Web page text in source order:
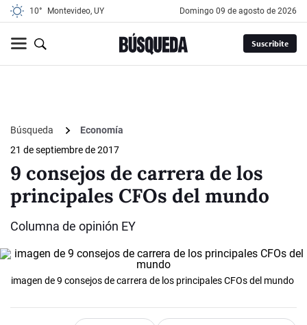
10° Montevideo, UY domingo 09 de agosto de 2026
Suscribite
Búsqueda
Economía
21 de septiembre de 2017
9 consejos de carrera de los
principales CFOs del mundo
Columna de opinión EY
imagen de 9 consejos de carrera de los principales CFOs del mundo